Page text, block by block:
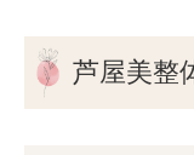
芦屋美整